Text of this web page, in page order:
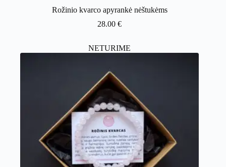
Rožinio kvarco apyrankė nėštukėms
28.00€
NETURIME